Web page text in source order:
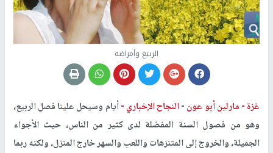
الربيع وأمراضه
غزة -مارلين أبو عون-النجاح الإخباري -أيام وسيحل علينا فصل الربيع،
وهو من فصول السنة المفضلة لدى كثير من الناس، حيث الأجواء
الجميلة، والخروج إلى المتنزهات واللعب والسهر خارج المنزل، ولكنه ربما